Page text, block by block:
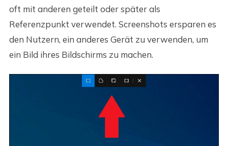
oft mit anderen geteilt oder später als
Referenzpunkt verwendet. Screenshots ersparen es
den Nutzern, ein anderes Gerät zu verwenden, um
ein Bild ihres Bildschirms zu machen.